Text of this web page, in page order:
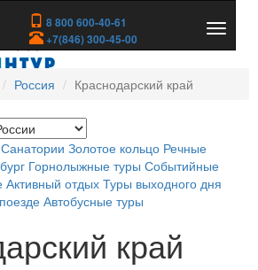
8 800 600-40-61
+7(846) 300-45-00
скрыть
Россия Краснодарский край
Санатории Золотое кольцо Речные
Горнолыжные туры Событийные
Активный отдых Туры выходного дня
Автобусные туры
край